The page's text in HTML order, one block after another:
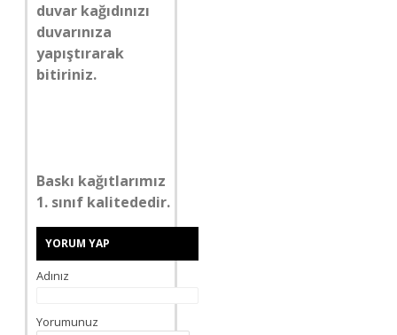
duvar kağıdınızı
duvarınıza
yapıştırarak
bitiriniz.
Baskı kağıtlarımız
1. sınıf kalitededir.
YORUM YAP
Adınız
Yorumunuz